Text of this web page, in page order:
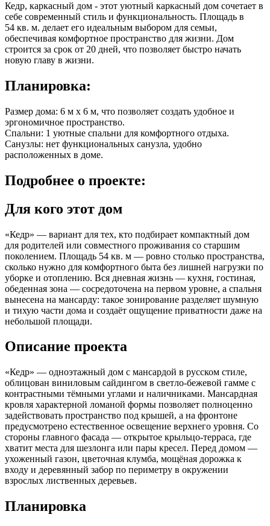
Кедр, каркасный дом - этот уютный каркасный дом сочетает в
себе современный стиль и функциональность. Площадь в
54 кв. м. делает его идеальным выбором для семьи,
обеспечивая комфортное пространство для жизни. Дом
строится за срок от 20 дней, что позволяет быстро начать
новую главу в жизни.
Планировка:
Размер дома: 6 м x 6 м, что позволяет создать удобное и
эргономичное пространство.
Спальни: 1 уютные спальни для комфортного отдыха.
Санузлы: нет функциональных санузла, удобно
расположенных в доме.
Подробнее о проекте:
Для кого этот дом
«Кедр» — вариант для тех, кто подбирает компактный дом
для родителей или совместного проживания со старшим
поколением. Площадь 54 кв. м — ровно столько пространства,
сколько нужно для комфортного быта без лишней нагрузки по
уборке и отоплению. Вся дневная жизнь — кухня, гостиная,
обеденная зона — сосредоточена на первом уровне, а спальня
вынесена на мансарду: такое зонирование разделяет шумную
и тихую части дома и создаёт ощущение приватности даже на
небольшой площади.
Описание проекта
«Кедр» — одноэтажный дом с мансардой в русском стиле,
облицован виниловым сайдингом в светло-бежевой гамме с
контрастными тёмными углами и наличниками. Мансардная
кровля характерной ломаной формы позволяет полноценно
задействовать пространство под крышей, а на фронтоне
предусмотрено естественное освещение верхнего уровня. Со
стороны главного фасада — открытое крыльцо-терраса, где
хватит места для шезлонга или пары кресел. Перед домом —
ухоженный газон, цветочная клумба, мощёная дорожка к
входу и деревянный забор по периметру в окружении
взрослых лиственных деревьев.
Планировка